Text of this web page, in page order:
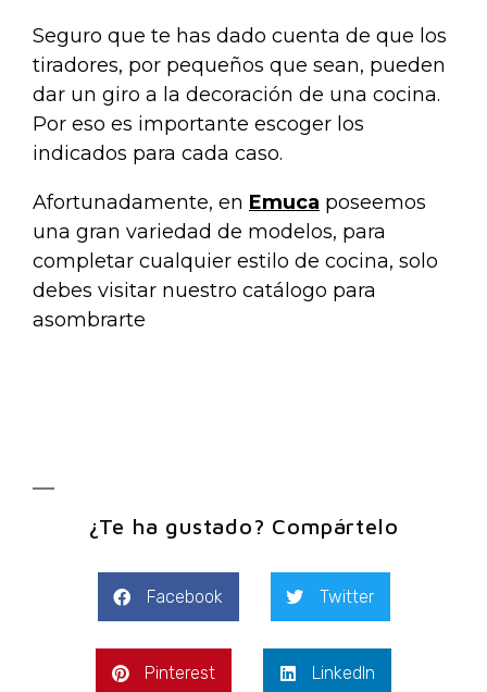
Seguro que te has dado cuenta de que los
tiradores, por pequeños que sean, pueden
dar un giro a la decoración de una cocina.
Por eso es importante escoger los
indicados para cada caso.
Afortunadamente, en Emuca poseemos
una gran variedad de modelos, para
completar cualquier estilo de cocina, solo
debes visitar nuestro catálogo para
asombrarte
¿Te ha gustado? Compártelo
Facebook Twitter
Pinterest LinkedIn